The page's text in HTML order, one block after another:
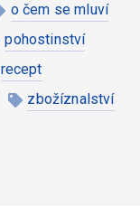
o čem se mluví
pohostinství
recept
zbožíznalství